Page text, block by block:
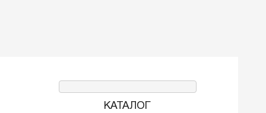
КАТАЛОГ